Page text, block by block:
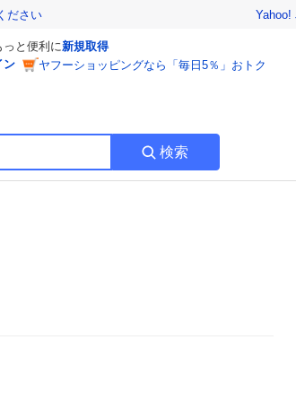
ださい Yahoo!
っと便利に新規取得
ン
ヤフーショッピングなら「毎日5％」おトク
検索